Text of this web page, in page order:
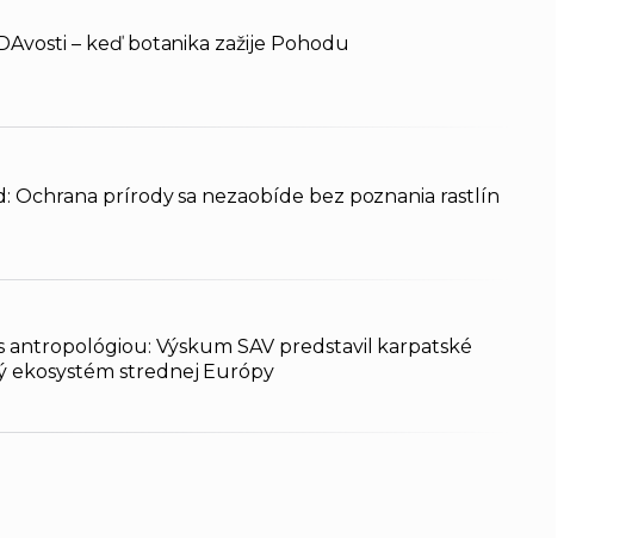
– keď botanika zažije Pohodu
Ochrana prírody sa nezaobíde bez poznania rastlín
antropológiou: Výskum SAV predstavil karpatské
ekosystém strednej Európy